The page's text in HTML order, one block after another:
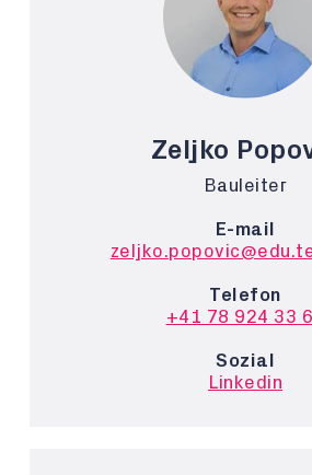
Zeljko
Bauleiter
E-mail
Telefon
+41 78 924 33
Sozial
Linkedin